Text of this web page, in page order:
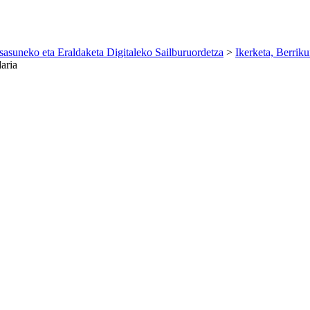
eta Eraldaketa Digitaleko Sailburuordetza > Ikerketa,